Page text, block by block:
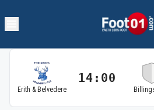
Erith & Belvedere
14:00